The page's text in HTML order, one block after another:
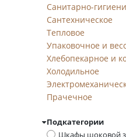
Санитарно-
Сантехническое
Тепловое
Упаковочное и
Хлебопекарное и
Холодильное
Прачечное
Подкатегории
Шкафы шоковой